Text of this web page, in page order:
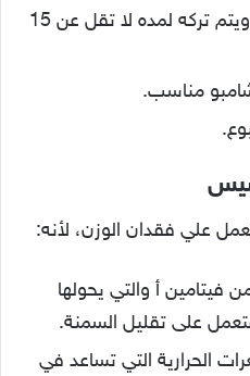
نضع المزيج على الشعر، ويتم تركه لمده لا تقل عن 15
مناسب.
علي فقدان الوزن، لأنه:
أ والتي يحولها
على تقليل السمنة.
الحرارية التي تساعد في